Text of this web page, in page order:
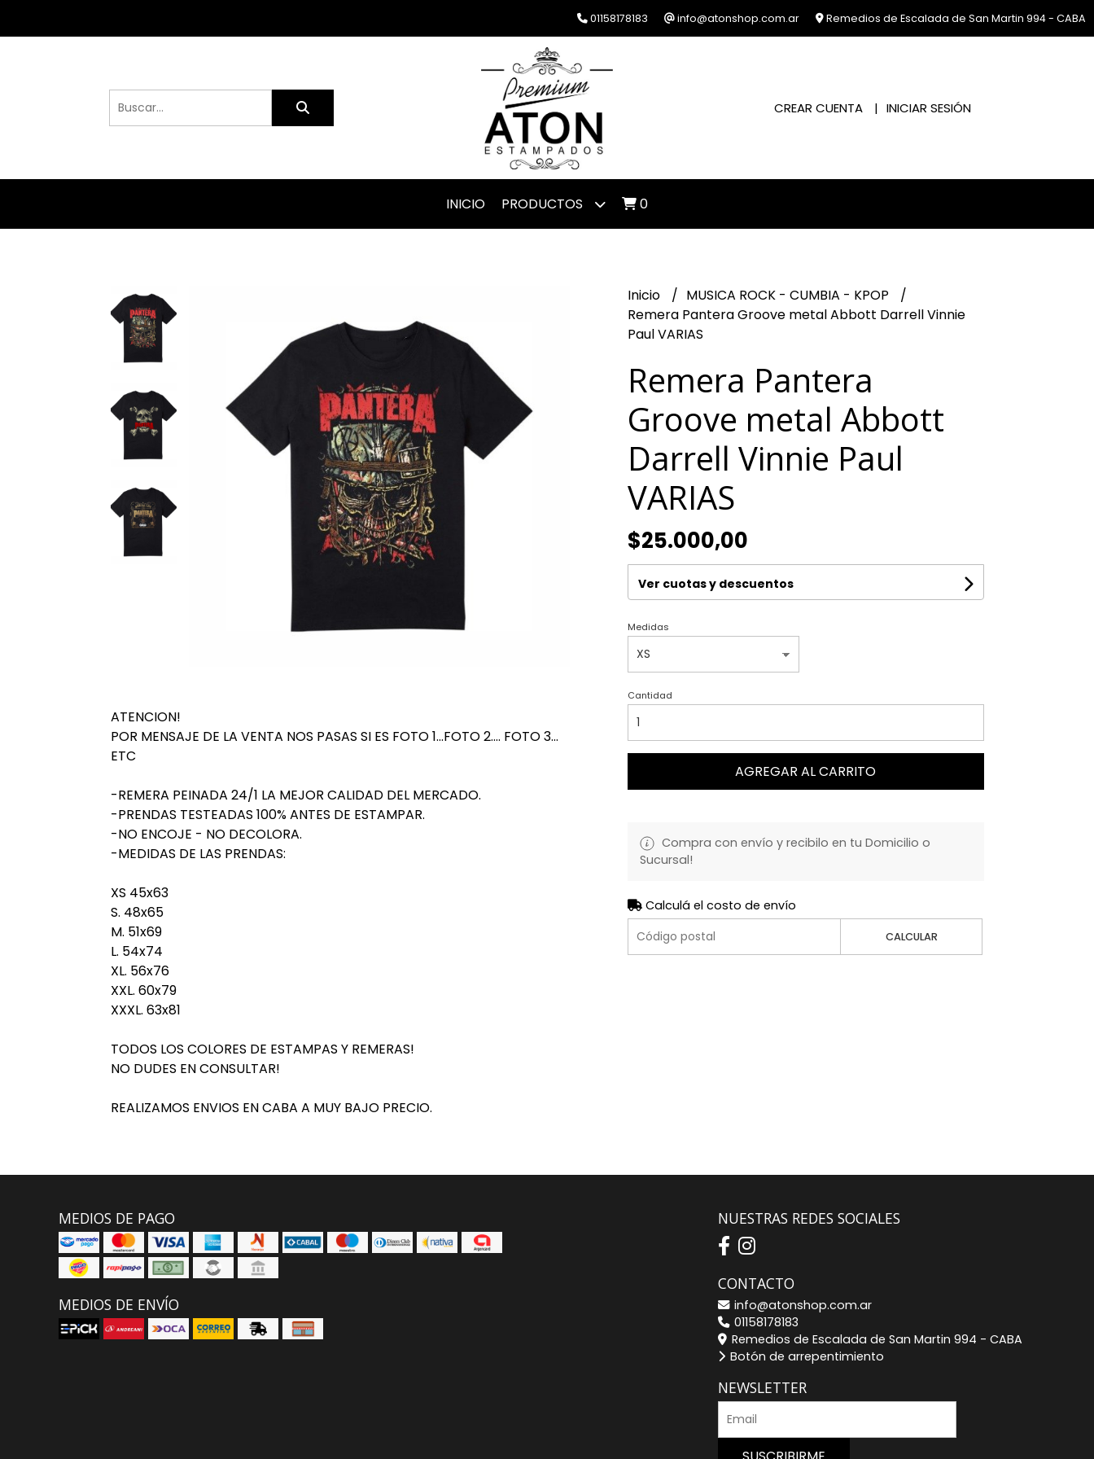
01158178183 info@atonshop.com.ar Remedios de Escalada de San Martin 994 - CABA
CREAR CUENTA INICIAR SESIÓN
INICIO PRODUCTOS 0
ATENCION!
POR MENSAJE DE LA VENTA NOS PASAS SI ES FOTO 1...FOTO 2.... FOTO 3...
ETC
-REMERA PEINADA 24/1 LA MEJOR CALIDAD DEL MERCADO.
-PRENDAS TESTEADAS 100% ANTES DE ESTAMPAR.
-NO ENCOJE - NO DECOLORA.
-MEDIDAS DE LAS PRENDAS:
XS 45x63
S. 48x65
M. 51x69
L. 54x74
XL. 56x76
XXL. 60x79
XXXL. 63x81
TODOS LOS COLORES DE ESTAMPAS Y REMERAS!
NO DUDES EN CONSULTAR!
REALIZAMOS ENVIOS EN CABA A MUY BAJO PRECIO.
Inicio
MUSICA ROCK - CUMBIA - KPOP
Remera Pantera Groove metal Abbott Darrell Vinnie
Paul VARIAS
Remera Pantera
Groove metal Abbott
Darrell Vinnie Paul
VARIAS
$25.000,00
Ver cuotas y descuentos
Medidas
Cantidad
AGREGAR AL CARRITO
Compra con envío y recibilo en tu Domicilio o
Sucursal!
Calculá el costo de envío
CALCULAR
MEDIOS DE PAGO
MEDIOS DE ENVÍO
NUESTRAS REDES SOCIALES
CONTACTO
info@atonshop.com.ar
01158178183
Remedios de Escalada de San Martin 994 - CABA
Botón de arrepentimiento
NEWSLETTER